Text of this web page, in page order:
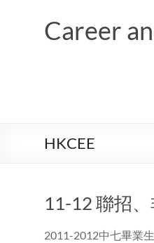
Career
HKCEE
11-12 聯招
2011-2012中七畢業